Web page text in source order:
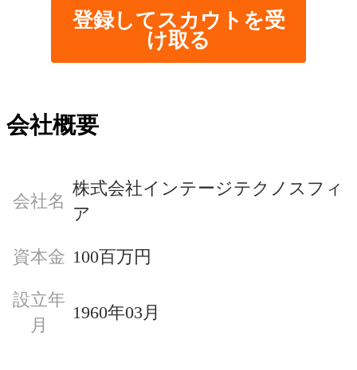
登録してスカウトを受
け取る
会社概要
会社名
株式会社インテージテクノスフィ
ア
資本金 100百万円
設立年
月
1960年03月